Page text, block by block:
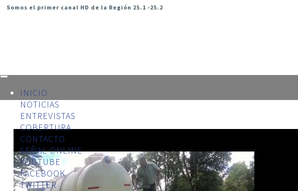
Somos el primer canal HD de la Región 25.1 -25.2
INICIO
NOTICIAS
ENTREVISTAS
COBERTURA
CONTACTO
SEÑAL ONLINE
YOUTUBE
FACEBOOK
TWITTER